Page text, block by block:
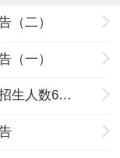
（二）
（一）
2020年广西中医药大学硕士研究生拟招生人数652人